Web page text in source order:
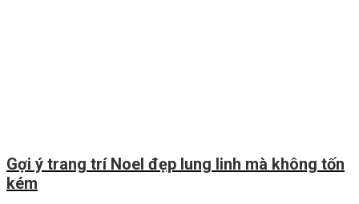
Gợi ý trang trí Noel đẹp lung linh mà không tốn
kém